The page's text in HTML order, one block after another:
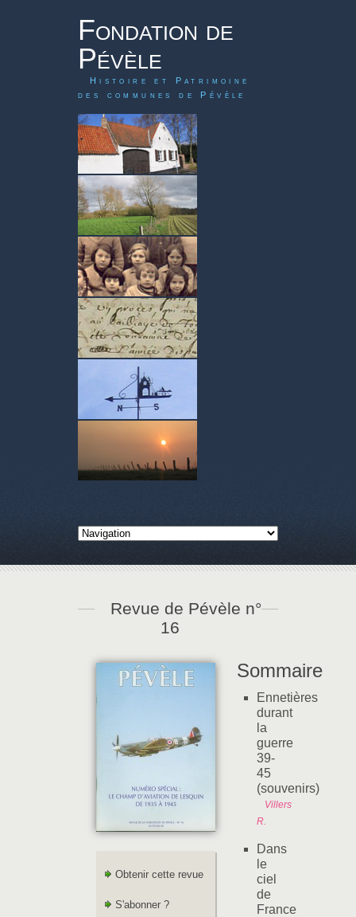
Fondation de
Pévèle
Histoire et Patrimoine
des communes de Pévèle
Revue de Pévèle n°
16
Obtenir cette revue
S'abonner ?
Sommaire
Ennetières
durant
la
guerre
39-
45
(souvenirs)
Villers
R.
Dans
le
ciel
de
France